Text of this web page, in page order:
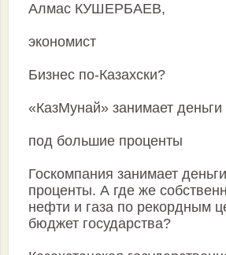
Алмас КУШЕРБАЕВ,
экономист
Бизнес по-Казахски?
«КазМунай» занимает деньги
под большие проценты
Госкомпания занимает
проценты. А где же
нефти и газа по рекордным
бюджет государства?